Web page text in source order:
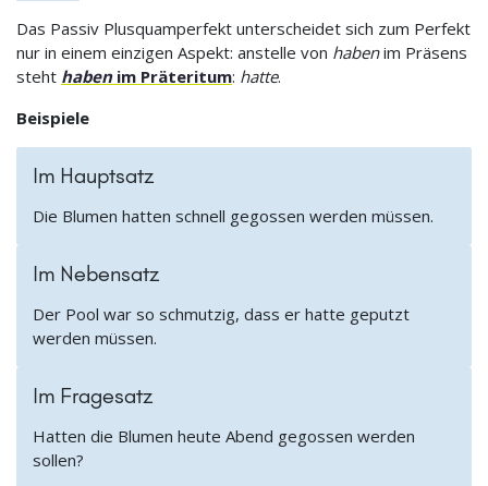
Das Passiv Plusquamperfekt unterscheidet sich zum Perfekt
nur in einem einzigen Aspekt: anstelle von habenim Präsens
steht habenim Präteritum: hatte.
Beispiele
Im Hauptsatz
Die Blumen hatten schnell gegossen werden müssen.
Im Nebensatz
Der Pool war so schmutzig, dass er hatte geputzt
werden müssen.
Im Fragesatz
Hatten die Blumen heute Abend gegossen werden
sollen?